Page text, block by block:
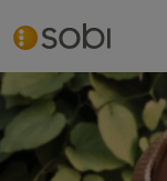
Skip to main